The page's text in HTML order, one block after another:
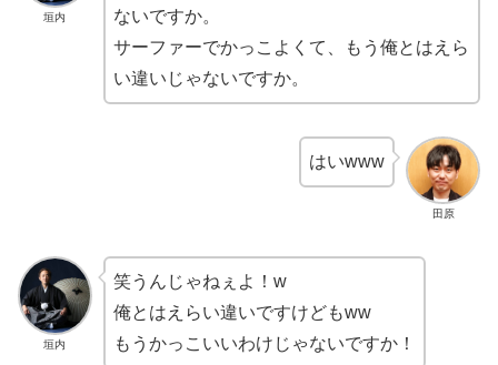
垣内
ないですか。
サーファーでかっこよくて、もう俺とはえら
い違いじゃないですか。
田原
はいwww
垣内
笑うんじゃねぇよ！w
俺とはえらい違いですけどもww
もうかっこいいわけじゃないですか！